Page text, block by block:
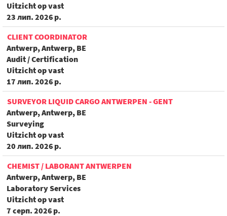
Uitzicht op vast
23 лип. 2026 р.
CLIENT COORDINATOR
Antwerp, Antwerp, BE
Audit / Certification
Uitzicht op vast
17 лип. 2026 р.
SURVEYOR LIQUID CARGO ANTWERPEN - GENT
Antwerp, Antwerp, BE
Surveying
Uitzicht op vast
20 лип. 2026 р.
CHEMIST / LABORANT ANTWERPEN
Antwerp, Antwerp, BE
Laboratory Services
Uitzicht op vast
7 серп. 2026 р.